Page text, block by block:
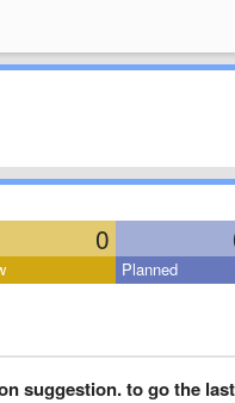
0
Planned
suggestion. to go the